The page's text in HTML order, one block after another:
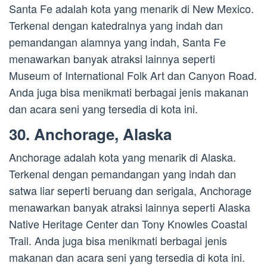
Santa Fe adalah kota yang menarik di New Mexico.
Terkenal dengan katedralnya yang indah dan
pemandangan alamnya yang indah, Santa Fe
menawarkan banyak atraksi lainnya seperti
Museum of International Folk Art dan Canyon Road.
Anda juga bisa menikmati berbagai jenis makanan
dan acara seni yang tersedia di kota ini.
30. Anchorage, Alaska
Anchorage adalah kota yang menarik di Alaska.
Terkenal dengan pemandangan yang indah dan
satwa liar seperti beruang dan serigala, Anchorage
menawarkan banyak atraksi lainnya seperti Alaska
Native Heritage Center dan Tony Knowles Coastal
Trail. Anda juga bisa menikmati berbagai jenis
makanan dan acara seni yang tersedia di kota ini.